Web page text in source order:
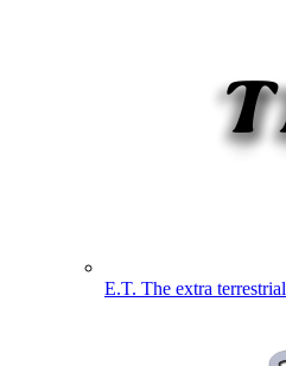
E.T. The extra terrestrial